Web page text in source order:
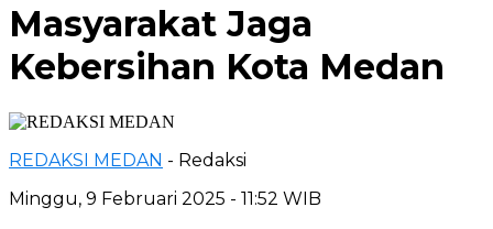
Masyarakat Jaga
Kebersihan Kota Medan
REDAKSI MEDAN - Redaksi
Minggu, 9 Februari 2025 - 11:52 WIB